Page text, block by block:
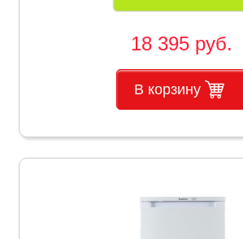
18 395 руб.
В корзину